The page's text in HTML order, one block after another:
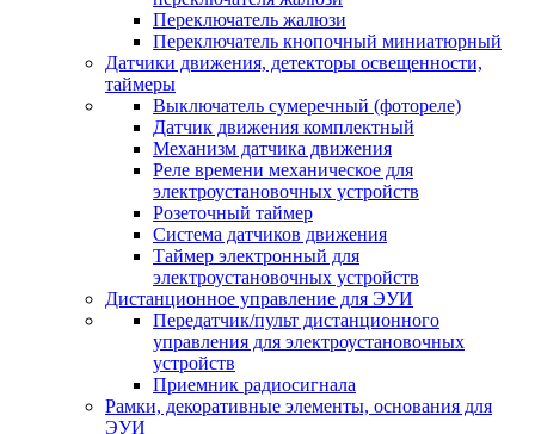
Переключатель жалюзи
Переключатель кнопочный миниатюрный
Датчики движения, детекторы освещенности,
таймеры
Выключатель сумеречный (фотореле)
Датчик движения комплектный
Механизм датчика движения
Реле времени механическое для
электроустановочных устройств
Розеточный таймер
Система датчиков движения
Таймер электронный для
электроустановочных устройств
Дистанционное управление для ЭУИ
Передатчик/пульт дистанционного
управления для электроустановочных
устройств
Приемник радиосигнала
Рамки, декоративные элементы, основания для
ЭУИ